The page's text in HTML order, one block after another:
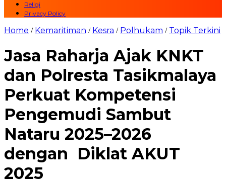
Religi
Privacy Policy
Home / Kemaritiman / Kesra / Polhukam / Topik Terkini
Jasa Raharja Ajak KNKT
dan Polresta Tasikmalaya
Perkuat Kompetensi
Pengemudi Sambut
Nataru 2025–2026
dengan Diklat AKUT
2025